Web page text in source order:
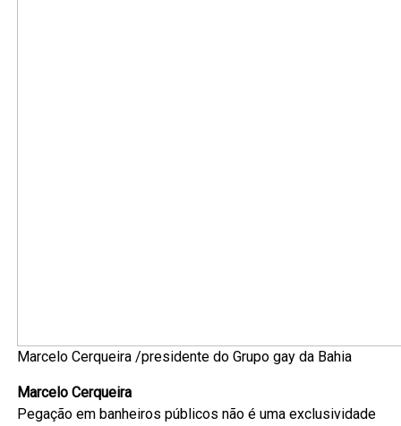
Marcelo Cerqueira /presidente do Grupo gay da Bahia
Marcelo Cerqueira
Pegação em banheiros públicos não é uma exclusividade